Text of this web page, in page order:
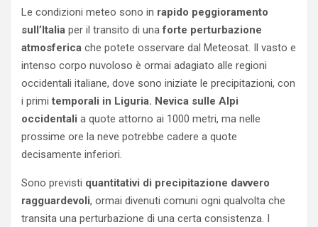
Le condizioni meteo sono in rapido peggioramento
sull’Italia per il transito di unaforte perturbazione
atmosferica che potete osservare dal Meteosat. Il vasto e
intenso corpo nuvoloso è ormai adagiato alle regioni
occidentali italiane, dove sono iniziate le precipitazioni, con
i primi temporali in Liguria. Nevica sulle Alpi
occidentali a quote attorno ai 1000 metri, ma nelle
prossime ore la neve potrebbe cadere a quote
decisamente inferiori.
Sono previsti quantitativi di precipitazione davvero
ragguardevoli, ormai divenuti comuni ogni qualvolta che
transita una perturbazione di una certa consistenza. I